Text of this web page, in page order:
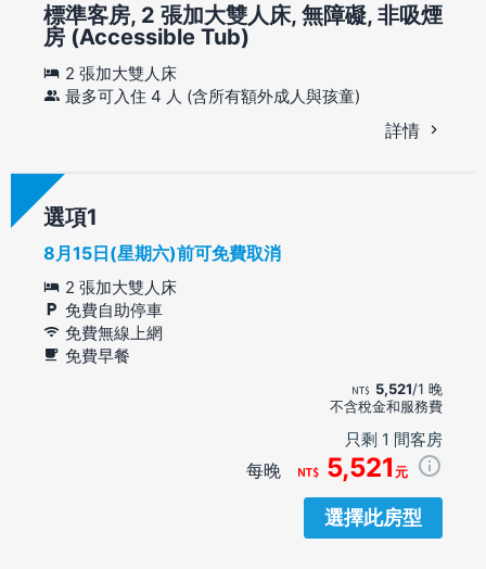
標準客房, 2 張加大雙人床, 無障礙, 非吸煙
房 (Accessible Tub)
2 張加大雙人床
最多可入住 4 人 (含所有額外成人與孩童)
詳情
選項
8月15日(星期六)前可免費取消
2 張加大雙人床
免費自助停車
免費無線上網
免費早餐
5,521/1 晚
不含稅金和服務費
只剩 1 間客房
每晚 5,521 元
選擇此房型